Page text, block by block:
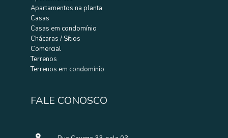
Apartamentos na planta
Casas
Casas em condomínio
Chácaras / Sítios
Comercial
Terrenos
Terrenos em condomínio
FALE CONOSCO